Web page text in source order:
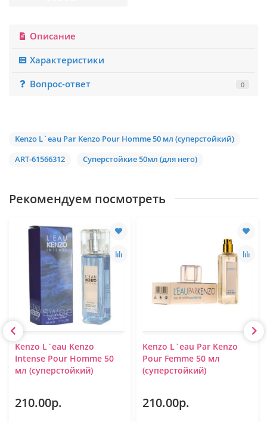
Описание
Характеристики
Вопрос-ответ
0
Kenzo L`eau Par Kenzo Pour Homme 50 мл (суперстойкий)
ART-61566312
Суперстойкие 50мл (для него)
Рекомендуем посмотреть
Kenzo L`eau Kenzo
Intense Pour Homme 50
мл (суперстойкий)
210.00р.
Kenzo L`eau Par Kenzo
Pour Femme 50 мл
(суперстойкий)
210.00р.